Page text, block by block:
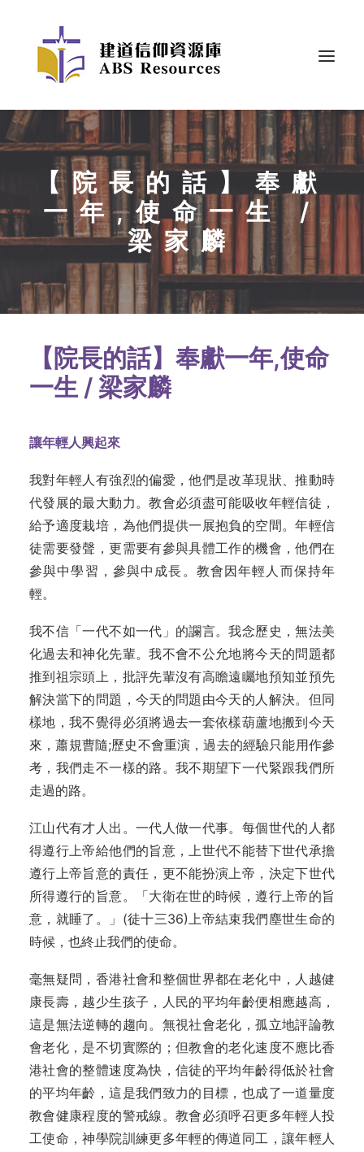
【院長的話】奉獻
一年,使命一生 /
梁家麟
【院長的話】奉獻一年,使命
一生 / 梁家麟
讓年輕人興起來
我對年輕人有強烈的偏愛，他們是改革現狀、推動時
代發展的最大動力。教會必須盡可能吸收年輕信徒，
給予適度栽培，為他們提供一展抱負的空間。年輕信
徒需要發聲，更需要有參與具體工作的機會，他們在
參與中學習，參與中成長。教會因年輕人而保持年
輕。
我不信「一代不如一代」的讕言。我念歷史，無法美
化過去和神化先輩。我不會不公允地將今天的問題都
推到祖宗頭上，批評先輩沒有高瞻遠矚地預知並預先
解決當下的問題，今天的問題由今天的人解決。但同
樣地，我不覺得必須將過去一套依樣葫蘆地搬到今天
來，蕭規曹隨;歷史不會重演，過去的經驗只能用作參
考，我們走不一樣的路。我不期望下一代緊跟我們所
走過的路。
江山代有才人出。一代人做一代事。每個世代的人都
得遵行上帝給他們的旨意，上世代不能替下世代承擔
遵行上帝旨意的責任，更不能扮演上帝，決定下世代
所得遵行的旨意。「大衛在世的時候，遵行上帝的旨
意，就睡了。」(徒十三36)上帝結束我們塵世生命的
時候，也終止我們的使命。
毫無疑問，香港社會和整個世界都在老化中，人越健
康長壽，越少生孩子，人民的平均年齡便相應越高，
這是無法逆轉的趨向。無視社會老化，孤立地評論教
會老化，是不切實際的；但教會的老化速度不應比香
港社會的整體速度為快，信徒的平均年齡得低於社會
的平均年齡，這是我們致力的目標，也成了一道量度
教會健康程度的警戒線。教會必須呼召更多年輕人投
工使命，神學院訓練更多年輕的傳道同工，讓年輕人